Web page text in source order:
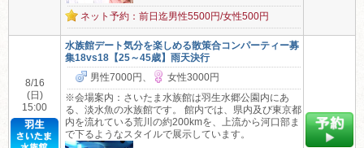
ネット予約：前日迄男性5500円/女性500円
8/16
(日)
15:00
水族館デート気分を楽しめる散策合コンパーティー募
集18vs18【25～45歳】雨天決行
男性7000円、
女性3000円
※会場案内：さいたま水族館は羽生水郷公園内にあ
る、淡水魚の水族館です。 館内では、県内及び東京都
内を流れている荒川の約200kmを、上流から河口部ま
で下るようなスタイルで展示しています。